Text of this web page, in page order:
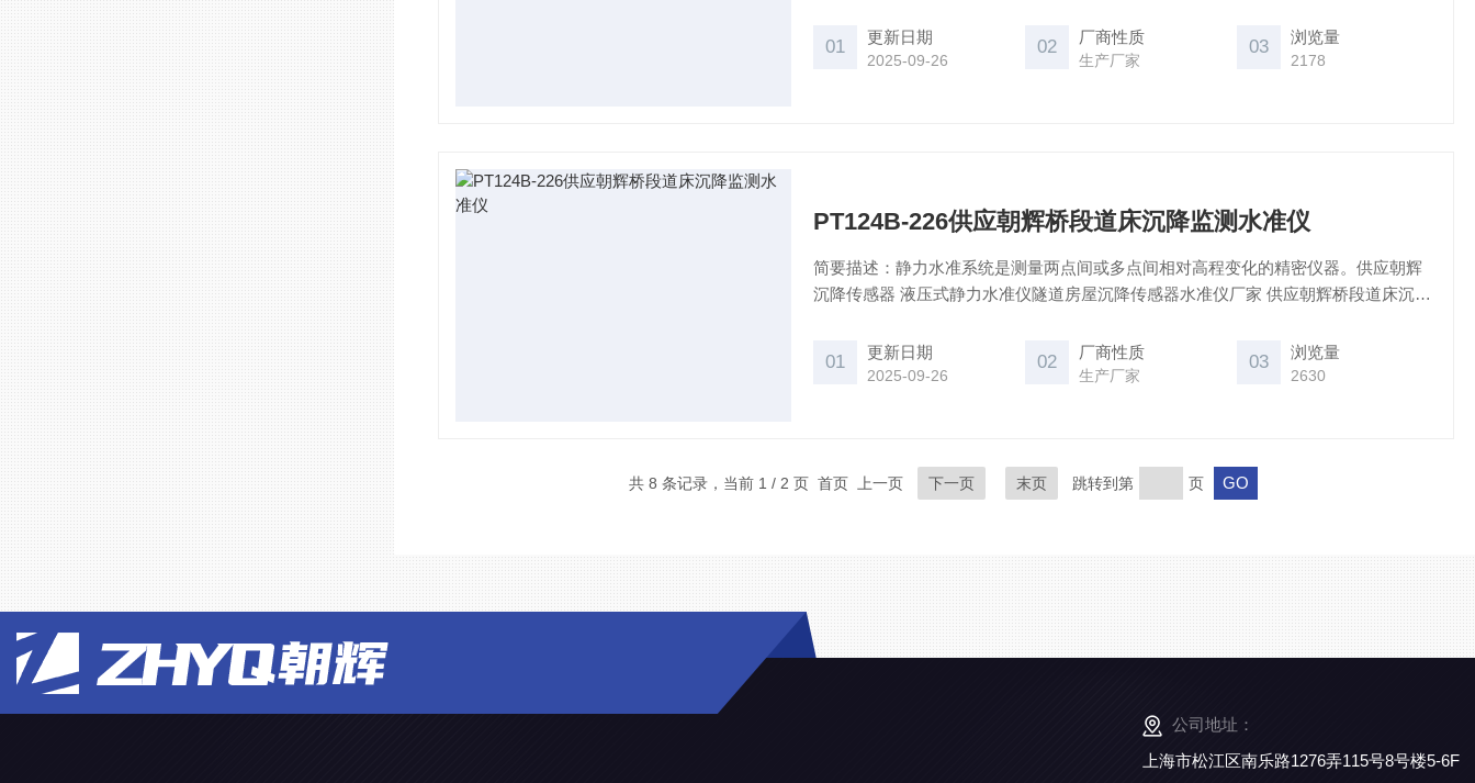
01 更新日期
2025-09-26
02 厂商性质
生产厂家
03 浏览量
2178
PT124B-226供应朝辉桥段道床沉降监测水准仪
简要描述：静力水准系统是测量两点间或多点间相对高程变化的精密仪器。供应朝辉
沉降传感器 液压式静力水准仪隧道房屋沉降传感器水准仪厂家 供应朝辉桥段道床沉降
01 更新日期
2025-09-26
02 厂商性质
生产厂家
03 浏览量
2630
共 8 条记录，当前 1 / 2 页 首页 上一页 下一页 末页 跳转到第 页
公司地址：
上海市松江区南乐路1276弄115号8号楼5-6F